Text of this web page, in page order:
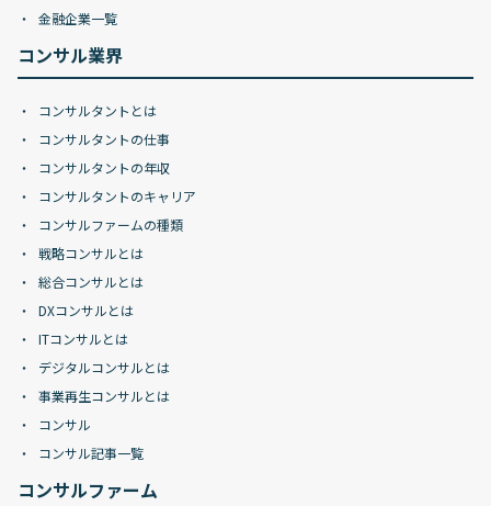
金融企業一覧
コンサル業界
コンサルタントとは
コンサルタントの仕事
コンサルタントの年収
コンサルタントのキャリア
コンサルファームの種類
戦略コンサルとは
総合コンサルとは
DXコンサルとは
ITコンサルとは
デジタルコンサルとは
事業再生コンサルとは
コンサル
コンサル記事一覧
コンサルファーム